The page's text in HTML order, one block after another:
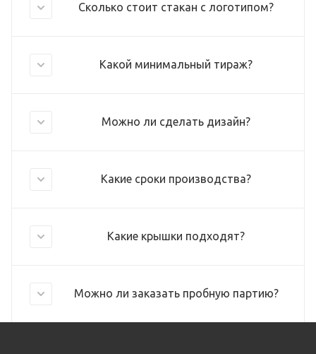
Сколько стоит стакан с логотипом?
Какой минимальный тираж?
Можно ли сделать дизайн?
Какие сроки производства?
Какие крышки подходят?
Можно ли заказать пробную партию?